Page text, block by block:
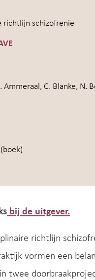
richtlijn schizofrenie
Ammeraal, C. Blanke, N.
bij de uitgever.
richtlijn
vormen een
twee